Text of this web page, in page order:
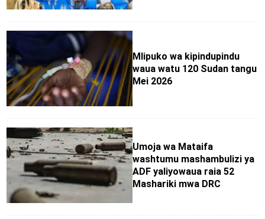
Mlipuko wa kipindupindu
waua watu 120 Sudan tangu
Mei 2026
Umoja wa Mataifa
washtumu mashambulizi ya
ADF yaliyowaua raia 52
Mashariki mwa DRC